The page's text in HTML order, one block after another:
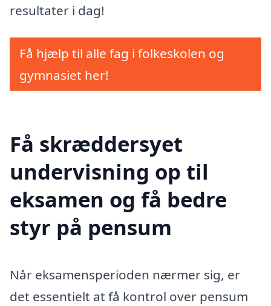
resultater i dag!
Få hjælp til alle fag i folkeskolen og
gymnasiet her!
Få skræddersyet
undervisning op til
eksamen og få bedre
styr på pensum
Når eksamensperioden nærmer sig, er
det essentielt at få kontrol over pensum